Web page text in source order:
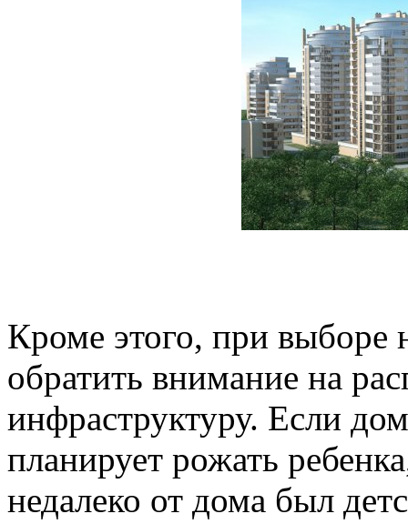
Кроме этого, при выборе
обратить внимание на
инфраструктуру. Если
планирует рожать
недалеко от дома был